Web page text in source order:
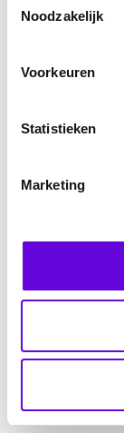
Noodzakelijk
Voorkeuren
Statistieken
Marketing